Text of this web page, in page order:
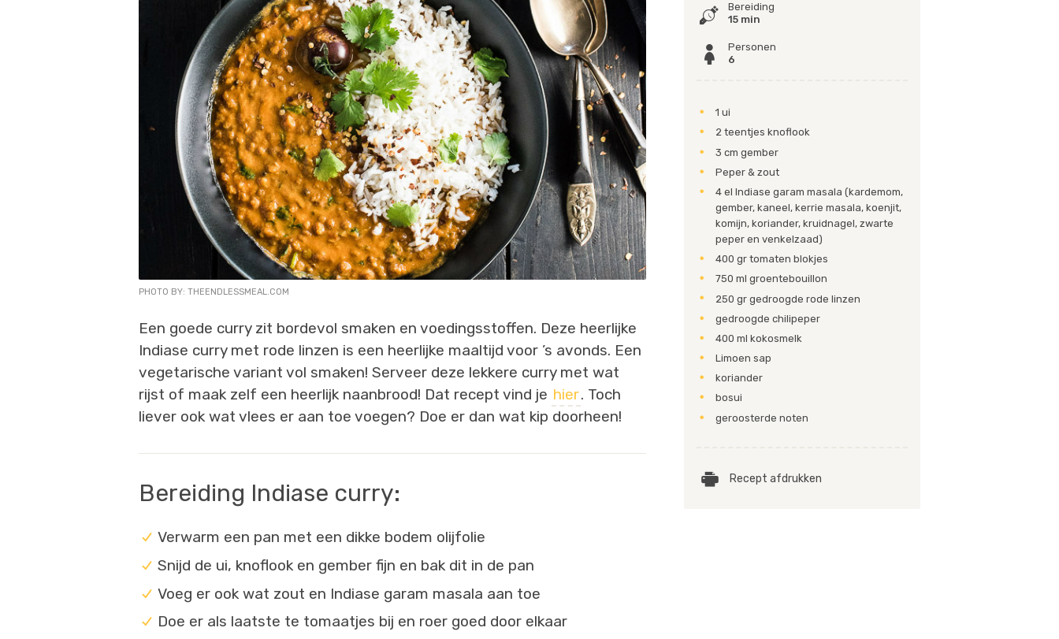
PHOTO BY: THEENDLESSMEAL.COM
Een goede curry zit bordevol smaken en voedingsstoffen. Deze heerlijke
Indiase curry met rode linzen is een heerlijke maaltijd voor ’s avonds. Een
vegetarische variant vol smaken! Serveer deze lekkere curry met wat
rijst of maak zelf een heerlijk naanbrood! Dat recept vind je hier. Toch
liever ook wat vlees er aan toe voegen? Doe er dan wat kip doorheen!
Bereiding Indiase curry:
Verwarm een pan met een dikke bodem olijfolie
Snijd de ui, knoflook en gember fijn en bak dit in de pan
Voeg er ook wat zout en Indiase garam masala aan toe
Doe er als laatste te tomaatjes bij en roer goed door elkaar
Bereiding
15 min
Personen
6
1 ui
2 teentjes knoflook
3 cm gember
Peper & zout
4 el Indiase garam masala (kardemom,
gember, kaneel, kerrie masala, koenjit,
komijn, koriander, kruidnagel, zwarte
peper en venkelzaad)
400 gr tomaten blokjes
750 ml groentebouillon
250 gr gedroogde rode linzen
gedroogde chilipeper
400 ml kokosmelk
Limoen sap
koriander
bosui
geroosterde noten
Recept afdrukken